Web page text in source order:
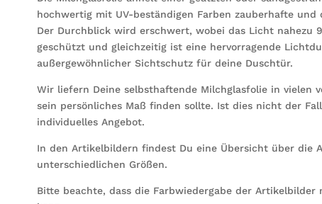
hochwertig mit UV-beständigen Farben zauberhafte und
Der Durchblick wird erschwert, wobei das Licht nahezu
geschützt und gleichzeitig ist eine hervorragende
außergewöhnlicher Sichtschutz für deine Duschtür.
Wir liefern Deine selbsthaftende Milchglasfolie in vielen
sein persönliches Maß finden sollte. Ist dies nicht der
individuelles Angebot.
In den Artikelbildern findest Du eine Übersicht über die
unterschiedlichen Größen.
Bitte beachte, dass die Farbwiedergabe der